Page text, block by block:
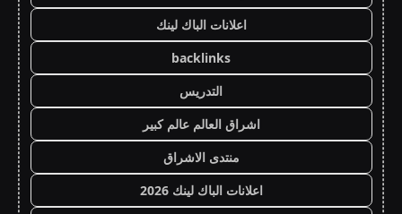
اعلانات الباك لينك
backlinks
التدريس
اشراق العالم عالم كبير
منتدى الاشراق
اعلانات الباك لينك 2026